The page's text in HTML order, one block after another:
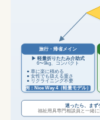
旅行・帰省メイン
▶ 軽量折りたたみ介助式
6〜9kg、コンパクト
● 車に楽に積める
● 女性でも扱える重さ
● リクライニング不要
例：Nice Way 4（軽量モデル）
迷ったら、まず
福祉用具専門相談員と一緒